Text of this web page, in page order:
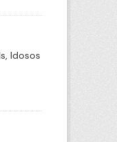
Idosos